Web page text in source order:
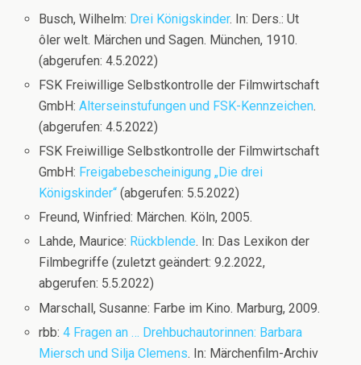
Busch, Wilhelm: Drei Königskinder. In: Ders.: Ut
ôler welt. Märchen und Sagen. München, 1910.
(abgerufen: 4.5.2022)
FSK Freiwillige Selbstkontrolle der Filmwirtschaft
GmbH:Alterseinstufungen und FSK-Kennzeichen.
(abgerufen: 4.5.2022)
FSK Freiwillige Selbstkontrolle der Filmwirtschaft
GmbH: Freigabebescheinigung „Die drei
Königskinder“ (abgerufen: 5.5.2022)
Freund, Winfried: Märchen. Köln, 2005.
Lahde, Maurice: Rückblende. In: Das Lexikon der
Filmbegriffe (zuletzt geändert: 9.2.2022,
abgerufen: 5.5.2022)
Marschall, Susanne: Farbe im Kino. Marburg, 2009.
rbb:4 Fragen an … Drehbuchautorinnen: Barbara
Miersch und Silja Clemens. In: Märchenfilm-Archiv